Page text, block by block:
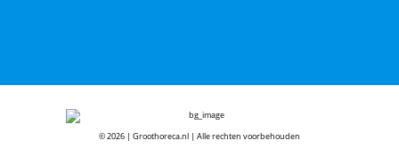
© 2026 | Groothoreca.nl | Alle rechten voorbehouden